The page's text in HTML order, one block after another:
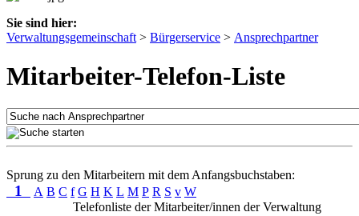
Sie sind hier:
Verwaltungsgemeinschaft > Bürgerservice > Ansprechpartner
Mitarbeiter-Telefon-Liste
Sprung zu den Mitarbeitern mit dem Anfangsbuchstaben:
1 A B C f G H K L M P R S v W
Telefonliste der Mitarbeiter/innen der Verwaltung